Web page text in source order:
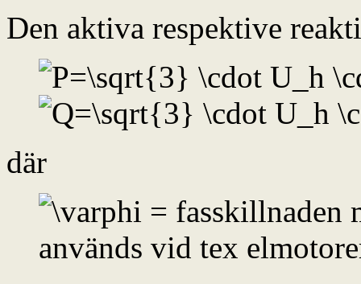
Den aktiva respektive
där
= fasskillnaden
används vid tex